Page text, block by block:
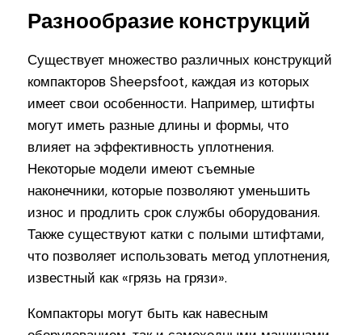
Разнообразие конструкций
Существует множество различных конструкций
компакторов Sheepsfoot, каждая из которых
имеет свои особенности. Например, штифты
могут иметь разные длины и формы, что
влияет на эффективность уплотнения.
Некоторые модели имеют съемные
наконечники, которые позволяют уменьшить
износ и продлить срок службы оборудования.
Также существуют катки с полыми штифтами,
что позволяет использовать метод уплотнения,
известный как «грязь на грязи».
Компакторы могут быть как навесным